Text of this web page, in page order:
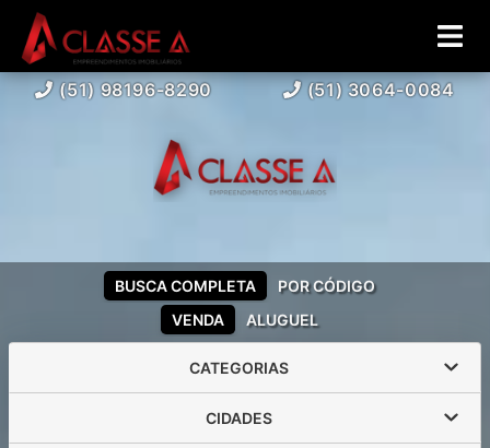
(51) 98196-8290 (51) 3064-0084
VENDA ALUGUEL
BUSCA COMPLETA POR CÓDIGO
CATEGORIAS
CIDADES